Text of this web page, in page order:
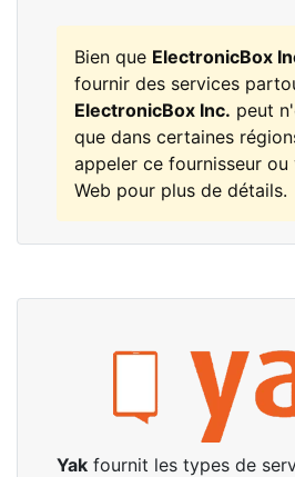
Bien que ElectronicBox
fournir des services
ElectronicBox Inc. peut
que dans certaines
appeler ce fournisseur
Web pour plus de détails.
Yak fournit les types de